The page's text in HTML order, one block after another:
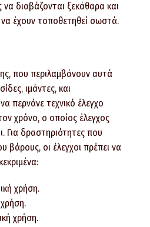
διαβάζονται ξεκάθαρα και
έχουν τοποθετηθεί σωστά.
που περιλαμβάνουν αυτά
ιμάντες, και
περνάνε τεχνικό έλεγχο
χρόνο, ο οποίος έλεγχος
Για δραστηριότητες που
βάρους, οι έλεγχοι πρέπει να
χρήση.
χρήση.